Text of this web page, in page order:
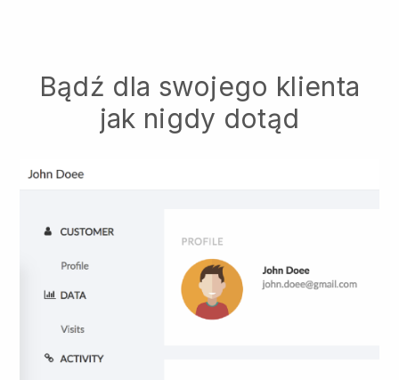
Bądź dla swojego klienta
jak nigdy dotąd